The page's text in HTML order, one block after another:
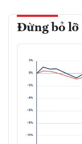
Đừng bỏ lỡ